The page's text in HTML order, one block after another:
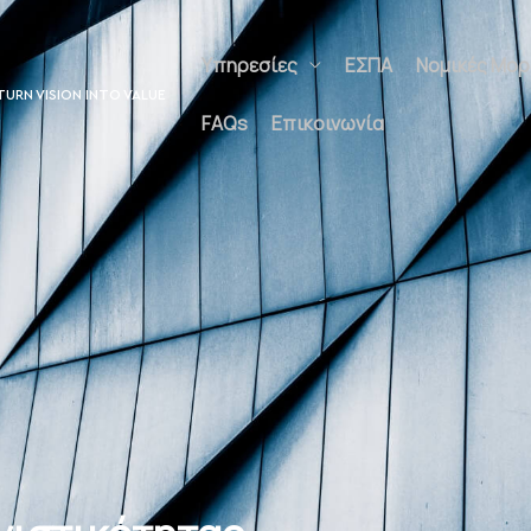
POTENTIAL
Υπηρεσίες ΕΣΠΑ Νομικές
Επικοινωνία